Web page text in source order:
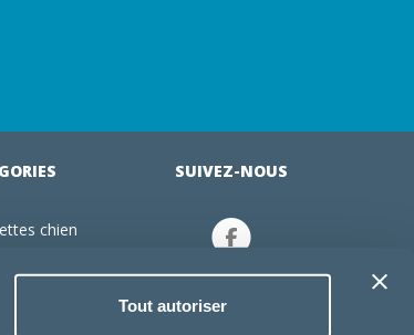
Tout autoriser
chien
chien
SUIVEZ-NOUS